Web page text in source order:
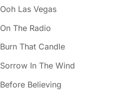
Ooh Las Vegas
On The Radio
Burn That Candle
Sorrow In The Wind
Before Believing